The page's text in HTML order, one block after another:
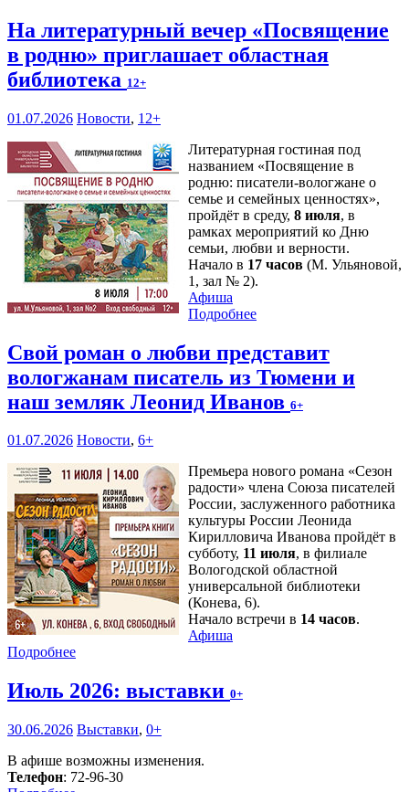
На литературный вечер «Посвящение
в родню» приглашает областная
библиотека 12+
01.07.2026 Новости, 12+
Литературная гостиная под
названием «Посвящение в
родню: писатели-вологжане о
семье и семейных ценностях»,
пройдёт в среду, 8 июля, в
рамках мероприятий ко Дню
семьи, любви и верности.
Начало в 17 часов (М. Ульяновой,
1, зал № 2).
Афиша
Подробнее
Свой роман о любви представит
вологжанам писатель из Тюмени и
наш земляк Леонид Иванов 6+
01.07.2026 Новости, 6+
Премьера нового романа «Сезон
радости» члена Союза писателей
России, заслуженного работника
культуры России Леонида
Кирилловича Иванова пройдёт в
субботу, 11 июля, в филиале
Вологодской областной
универсальной библиотеки
(Конева, 6).
Начало встречи в 14 часов.
Афиша
Подробнее
Июль 2026: выставки 0+
30.06.2026 Выставки, 0+
В афише возможны изменения.
Телефон: 72-96-30